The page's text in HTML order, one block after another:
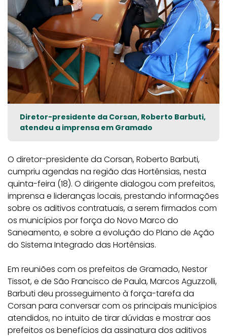
Diretor-presidente da Corsan, Roberto Barbuti,
atendeu a imprensa em Gramado
O diretor-presidente da Corsan, Roberto Barbuti,
cumpriu agendas na região das Hortênsias, nesta
quinta-feira (18). O dirigente dialogou com prefeitos,
imprensa e lideranças locais, prestando informações
sobre os aditivos contratuais, a serem firmados com
os municípios por força do Novo Marco do
Saneamento, e sobre a evolução do Plano de Ação
do Sistema Integrado das Hortênsias.
Em reuniões com os prefeitos de Gramado, Nestor
Tissot, e de São Francisco de Paula, Marcos Aguzzolli,
Barbuti deu prosseguimento à força-tarefa da
Corsan para conversar com os principais municípios
atendidos, no intuito de tirar dúvidas e mostrar aos
prefeitos os benefícios da assinatura dos aditivos